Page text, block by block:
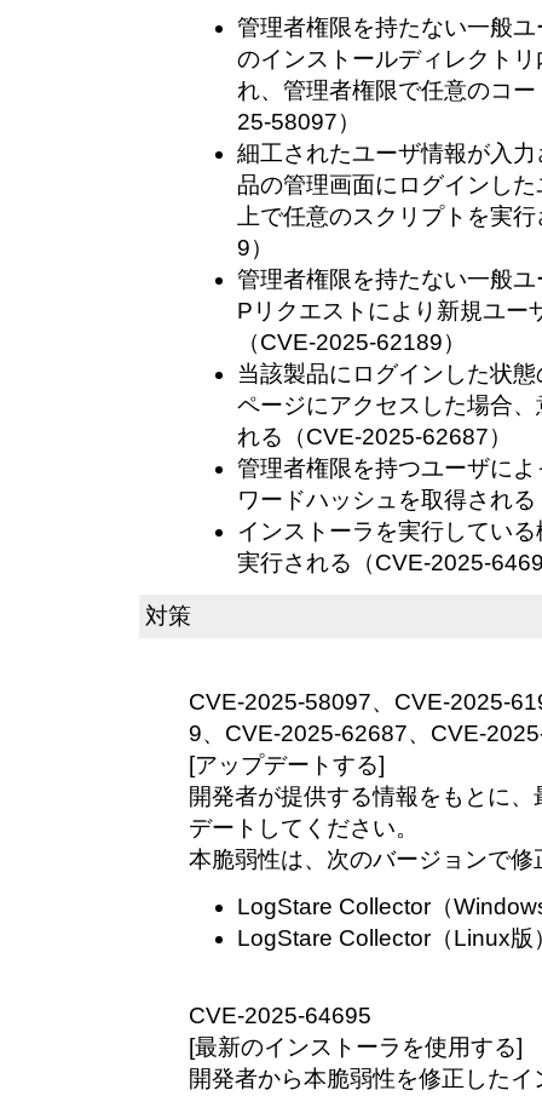
管理者権限を持たない一般
のインストールディレクト
れ、管理者権限で任意のコ
25-58097）
細工されたユーザ情報が入
品の管理画面にログインし
上で任意のスクリプトを実
9）
管理者権限を持たない一般
Pリクエストにより新規ユー
（CVE-2025-62189）
当該製品にログインした状
ページにアクセスした場合
れる（CVE-2025-62687）
管理者権限を持つユーザに
ワードハッシュを取得され
インストーラを実行してい
実行される（CVE-2025-
対策
CVE-2025-58097、CVE-2025-
9、CVE-2025-62687、CVE-
[アップデートする]
開発者が提供する情報をもとに
デートしてください。
本脆弱性は、次のバージョンで修
LogStare Collector（
LogStare Collector（Linux版
CVE-2025-64695
[最新のインストーラを使用する]
開発者から本脆弱性を修正した